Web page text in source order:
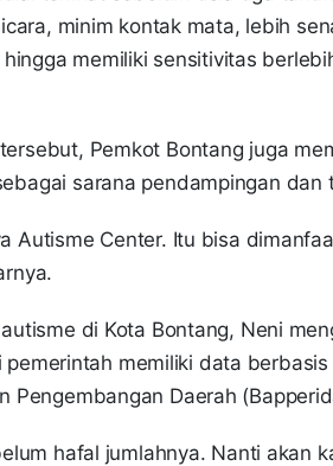
minim kontak mata, lebih
memiliki sensitivitas
Pemkot Bontang juga
sarana pendampingan dan
Autisme Center. Itu bisa
di Kota Bontang, Neni
memiliki data
Pengembangan Daerah
hafal jumlahnya. Nanti akan